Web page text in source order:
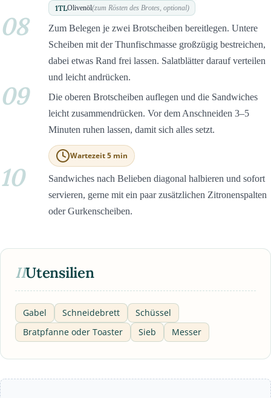
1TLOlivenöl(zum Rösten des Brotes, optional)
08
Zum Belegen je zwei Brotscheiben bereitlegen. Untere
Scheiben mit der Thunfischmasse großzügig bestreichen,
dabei etwas Rand frei lassen. Salatblätter darauf verteilen
und leicht andrücken.
09
Die oberen Brotscheiben auflegen und die Sandwiches
leicht zusammendrücken. Vor dem Anschneiden 3–5
Minuten ruhen lassen, damit sich alles setzt.
Wartezeit 5 min
10
Sandwiches nach Belieben diagonal halbieren und sofort
servieren, gerne mit ein paar zusätzlichen Zitronenspalten
oder Gurkenscheiben.
IIUtensilien
Gabel Schneidebrett
Schüssel
Bratpfanne oder Toaster
Sieb Messer